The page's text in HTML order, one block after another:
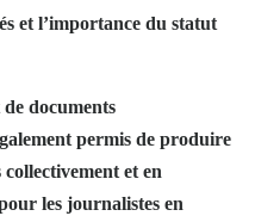
et l’importance du statut
documents
permis de produire
et en
les journalistes en